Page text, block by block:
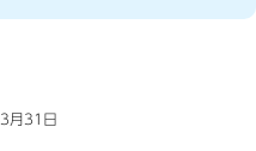
月31日